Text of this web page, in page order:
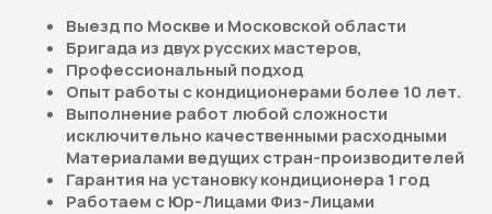
Выезд по Москве и Московской области
Бригада из двух русских мастеров,
Профессиональный подход
Опыт работы с кондиционерами более 10 лет.
Выполнение работ любой сложности
исключительно качественными расходными
Материалами ведущих стран-производителей
Гарантия на установку кондиционера 1 год
Работаем с Юр-Лицами Физ-Лицами